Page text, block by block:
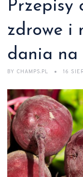
Przepisy
zdrowe i
dania na
BY CHAMPS.PL 16